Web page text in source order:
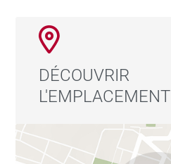
DÉCOUVRIR
L'EMPLACEMENT